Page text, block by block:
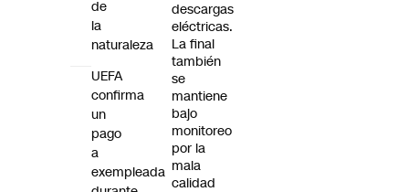
descargas
eléctricas.
La final
también
se
mantiene
bajo
monitoreo
por la
mala
calidad
de
la
naturaleza
UEFA
confirma
un
pago
a
exempleada